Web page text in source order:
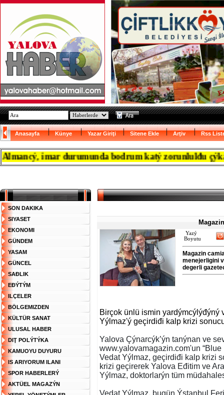
Anasayfa Künye Yazar Giriţi Sitene Ekle Arţiv Rss
imar durumunda bodrum katý zorunlulđu
Yazý
Boyutu
Magazin
menejerligini
degerli
Birçok ünlü ismin yardýmcýlýđýný
Yýlmaz'ý geçirdiđi kalp krizi
Yalova Çýnarcýk’ýn tanýnan ve
www.yalovamagazin.com'un
Vedat Yýlmaz, geçirdiđi kalp krizi
krizi geçirerek Yalova Eđitim ve
Yýlmaz, doktorlarýn tüm
SON DAKIKA
SIYASET
EKONOMI
GÜNDEM
YASAM
GÜNCEL
SAĐLIK
EĐÝTÝM
ILÇELER
BÖLGEMIZDEN
KÜLTÜR SANAT
ULUSAL HABER
DIŢ POLÝTÝKA
KAMUOYU DUYURU
IS ARIYORUM ILANI
SPOR HABERLERÝ
AKTÜEL MAGAZÝN